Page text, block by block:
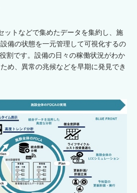
ットなどで集めたデータを集約し、施
備の状態を一元管理して可視化するの
割です。設備の日々の稼働状況がわか
め、異常の兆候などを早期に発見でき